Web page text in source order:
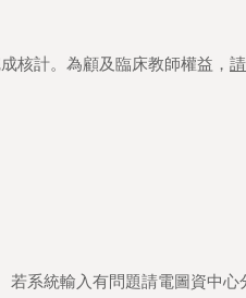
核計。為顧及臨床教師權益，
若系統輸入有問題請電圖資中心